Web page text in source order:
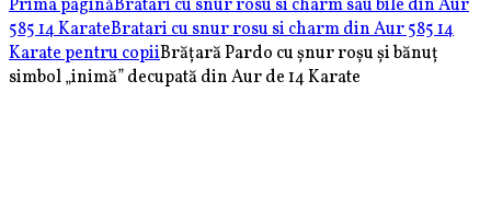
Prima paginăBratari cu snur rosu si charm sau bile din Aur
585 14 KarateBratari cu snur rosu si charm din Aur 585 14
Karate pentru copiiBrățară Pardo cu șnur roșu și bănuț
simbol „inimă” decupată din Aur de 14 Karate